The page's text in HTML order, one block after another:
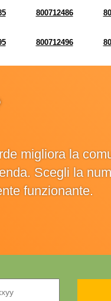
800712486
800712496
migliora la
Scegli la
funzionante.